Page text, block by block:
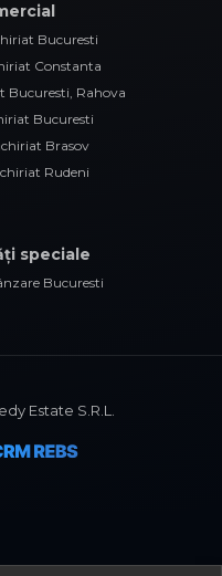
Bucuresti
Constanta
Bucuresti, Rahova
Bucuresti
Brasov
Rudeni
speciale
Bucuresti
Estate S.R.L.